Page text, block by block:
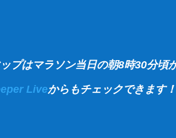
プはマラソン当日の朝8時30分頃
Liveからもチェックできます！